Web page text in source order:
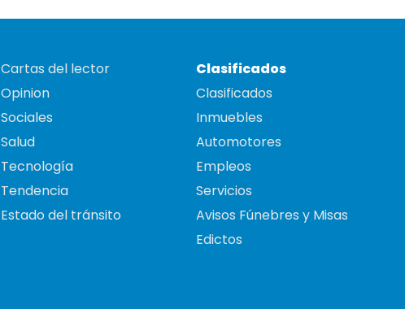
Cartas del lector
Opinion
Sociales
Salud
Tecnología
Tendencia
Estado del tránsito
Clasificados
Clasificados
Inmuebles
Automotores
Empleos
Servicios
Avisos Fúnebres y Misas
Edictos